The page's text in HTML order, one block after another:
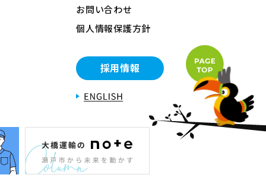
お問い合わせ
個人情報保護方針
採用情報